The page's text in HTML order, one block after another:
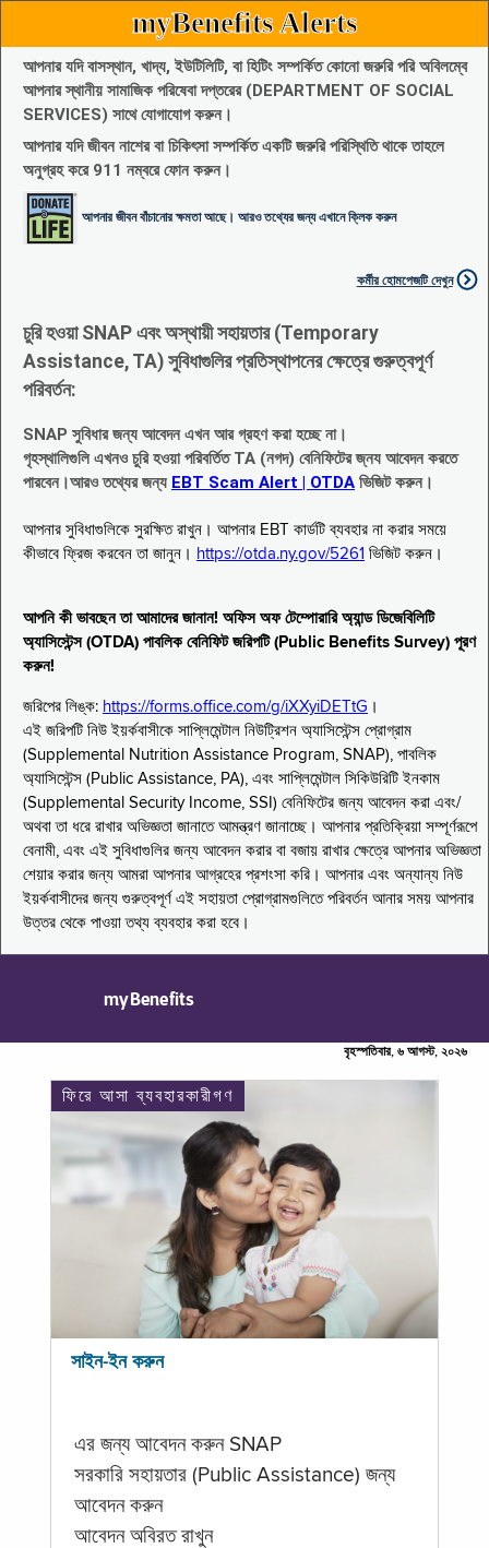
myBenefits Alerts
আপনার যদি বাসস্থান, খাদ্য, ইউটিলিটি, বা হিটিং সম্পর্কিত কোনো জরুরি পরি অবিলম্বে
আপনার স্থানীয় সামাজিক পরিষেবা দপ্তরের (DEPARTMENT OF SOCIAL
SERVICES) সাথে যোগাযোগ করুন।
আপনার যদি জীবন নাশের বা চিকিৎসা সম্পর্কিত একটি জরুরি পরিস্থিতি থাকে তাহলে
অনুগ্রহ করে 911 নম্বরে ফোন করুন।
আপনার জীবন বাঁচানোর ক্ষমতা আছে। আরও তথ্যের জন্য এখানে ক্লিক করুন
কর্মীর হোমপেজটি দেখুন
চুরি হওয়া SNAP এবং অস্থায়ী সহায়তার (Temporary
Assistance, TA) সুবিধাগুলির প্রতিস্থাপনের ক্ষেত্রে গুরুত্বপূর্ণ
পরিবর্তন:
SNAP সুবিধার জন্য আবেদন এখন আর গ্রহণ করা হচ্ছে না।
গৃহস্থালিগুলি এখনও চুরি হওয়া পরিবর্তিত TA (নগদ) বেনিফিটের জ্নয আবেদন করতে
পারবেন।আরও তথ্যের জন্য EBT Scam Alert | OTDA ভিজিট করুন।
আপনার সুবিধাগুলিকে সুরক্ষিত রাখুন। আপনার EBT কার্ডটি ব্যবহার না করার সময়ে
কীভাবে ফ্রিজ করবেন তা জানুন। https://otda.ny.gov/5261 ভিজিট করুন।
আপনি কী ভাবছেন তা আমাদের জানান! অফিস অফ টেম্পোরারি অ্যান্ড ডিজেবিলিটি
অ্যাসিস্টেন্স (OTDA) পাবলিক বেনিফিট জরিপটি (Public Benefits Survey) পূরণ
করুন!
জরিপের লিঙ্ক: https://forms.office.com/g/iXXyiDETtG ।
এই জরিপটি নিউ ইয়র্কবাসীকে সাপ্লিমেন্টাল নিউট্রিশন অ্যাসিস্টেন্স প্রোগ্রাম
(Supplemental Nutrition Assistance Program, SNAP), পাবলিক
অ্যাসিস্টেন্স (Public Assistance, PA), এবং সাপ্লিমেন্টাল সিকিউরিটি ইনকাম
(Supplemental Security Income, SSI) বেনিফিটের জন্য আবেদন করা এবং/
অথবা তা ধরে রাখার অভিজ্ঞতা জানাতে আমন্ত্রণ জানাচ্ছে। আপনার প্রতিক্রিয়া সম্পূর্ণরূপে
বেনামী, এবং এই সুবিধাগুলির জন্য আবেদন করার বা বজায় রাখার ক্ষেত্রে আপনার অভিজ্ঞতা
শেয়ার করার জন্য আমরা আপনার আগ্রহের প্রশংসা করি। আপনার এবং অন্যান্য নিউ
ইয়র্কবাসীদের জন্য গুরুত্বপূর্ণ এই সহায়তা প্রোগ্রামগুলিতে পরিবর্তন আনার সময় আপনার
উত্তর থেকে পাওয়া তথ্য ব্যবহার করা হবে।
myBenefits
বৃহস্পতিবার, ৬ আগস্ট, ২০২৬
ফিরে আসা ব্যবহারকারীগণ
সাইন-ইন করুন
এর জন্য আবেদন করুন SNAP
সরকারি সহায়তার (Public Assistance) জন্য
আবেদন করুন
আবেদন অবিরত রাখুন